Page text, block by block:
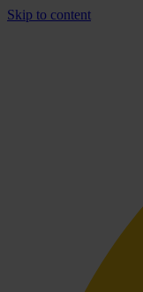
Skip to content